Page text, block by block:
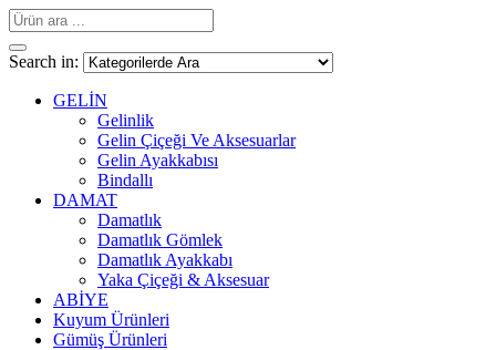
Search in:
GELİN
Gelinlik
Gelin Çiçeği Ve Aksesuarlar
Gelin Ayakkabısı
Bindallı
DAMAT
Damatlık
Damatlık Gömlek
Damatlık Ayakkabı
Yaka Çiçeği & Aksesuar
ABİYE
Kuyum Ürünleri
Gümüş Ürünleri